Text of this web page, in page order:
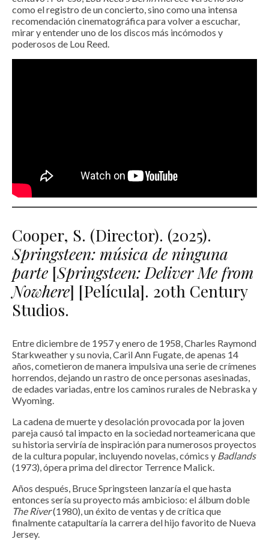
como el registro de un concierto, sino como una intensa
recomendación cinematográfica para volver a escuchar,
mirar y entender uno de los discos más incómodos y
poderosos de Lou Reed.
Cooper, S. (Director). (2025).
Springsteen: música de ninguna
parte [Springsteen: Deliver Me from
Nowhere] [Película]. 20th Century
Studios.
Entre diciembre de 1957 y enero de 1958, Charles Raymond
Starkweather y su novia, Caril Ann Fugate, de apenas 14
años, cometieron de manera impulsiva una serie de crímenes
horrendos, dejando un rastro de once personas asesinadas,
de edades variadas, entre los caminos rurales de Nebraska y
Wyoming.
La cadena de muerte y desolación provocada por la joven
pareja causó tal impacto en la sociedad norteamericana que
su historia serviría de inspiración para numerosos proyectos
de la cultura popular, incluyendo novelas, cómics y Badlands
(1973), ópera prima del director Terrence Malick.
Años después, Bruce Springsteen lanzaría el que hasta
entonces sería su proyecto más ambicioso: el álbum doble
The River(1980), un éxito de ventas y de crítica que
finalmente catapultaría la carrera del hijo favorito de Nueva
Jersey.